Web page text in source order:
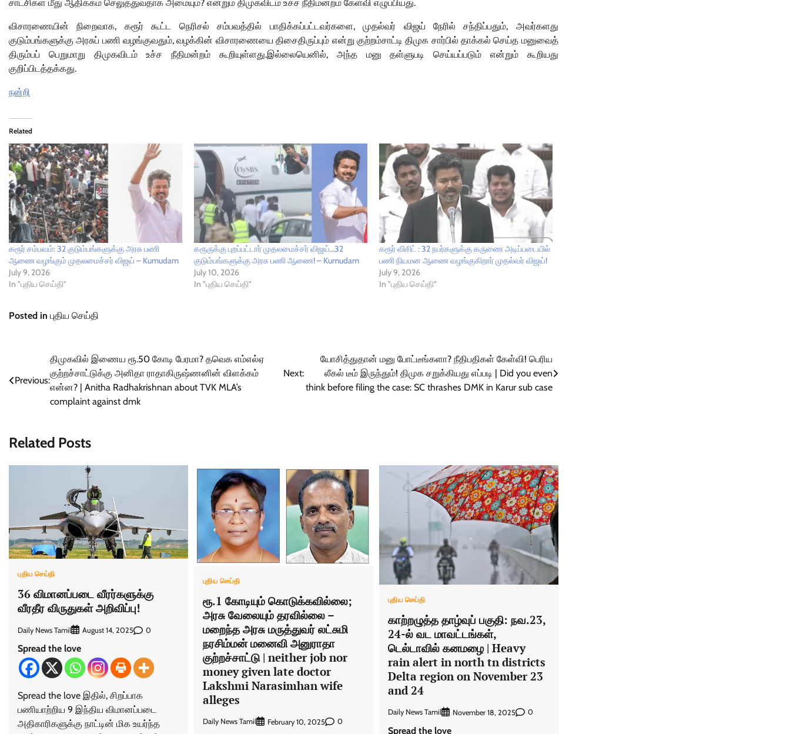
சாட்சிகள் மீது ஆதிக்கம் செலுத்துவதாக அமையும்? என்றும் திமுகவிடம் உச்ச நீதிமன்றம் கேள்வி எழுப்பியது.
விசாரணையின் நிறைவாக, கரூர் கூட்ட நெரிசல் சம்பவத்தில் பாதிக்கப்பட்டவர்களை, முதல்வர் விஜய் நேரில் சந்திப்பதும், அவர்களது
குடும்பங்களுக்கு அரசுப் பணி வழங்குவதும், வழக்கின் விசாரணையை திசைதிருப்பும் என்று குற்றம்சாட்டி திமுக சார்பில் தாக்கல் செய்த மனுவைத்
திரும்பப் பெறுமாறு திமுகவிடம் உச்ச நீதிமன்றம் கூறியுள்ளது.இல்லையெனில், அந்த மனு தள்ளுபடி செய்யப்படும் என்றும் கூறியது
குறிப்பிடத்தக்கது.
நன்றி
Related
கரூர் சம்பவம்: 32 குடும்பங்களுக்கு அரசு பணி
ஆணை வழங்கும் முதலமைச்சர் விஜய் – Kumudam
July 9, 2026
In "புதிய செய்தி"
கரூருக்கு புறப்பட்டார் முதலமைச்சர் விஜய்…32
குடும்பங்களுக்கு அரசு பணி ஆணை! – Kumudam
July 10, 2026
In "புதிய செய்தி"
கரூர் விசிட் : 32 நபர்களுக்கு கருணை அடிப்படையில்
பணி நியமன ஆணை வழங்குகிறார் முதல்வர் விஜய்!
July 9, 2026
In "புதிய செய்தி"
Posted in புதிய செய்தி
navigation
Previous:
திமுகவில் இணைய ரூ.50 கோடி பேரமா? தவெக எம்எல்ஏ
குற்றச்சாட்டுக்கு அனிதா ராதாகிருஷ்ணனின் விளக்கம்
என்ன? | Anitha Radhakrishnan about TVK MLA’s
complaint against dmk
Next:
யோசித்துதான் மனு போட்டீங்களா? நீதிபதிகள் கேள்வி! பெரிய
லீகல் டீம் இருந்தும்! திமுக சறுக்கியது எப்படி | Did you even
think before filing the case: SC thrashes DMK in Karur sub case
Related Posts
புதிய செய்தி
36 விமானப்படை வீரர்களுக்கு
வீரதீர விருதுகள் அறிவிப்பு!
Daily News Tamil August 14, 2025 0
Spread the love
Spread the love இதில், சிறப்பாக
பணியாற்றிய 9 இந்திய விமானப்படை
அதிகாரிகளுக்கு நாட்டின் மிக உயர்ந்த
புதிய செய்தி
ரூ.1 கோடியும் கொடுக்கவில்லை;
அரசு வேலையும் தரவில்லை –
மறைந்த அரசு மருத்துவர் லட்சுமி
நரசிம்மன் மனைவி அனுராதா
குற்றச்சாட்டு | neither job nor
money given late doctor
Lakshmi Narasimhan wife
alleges
Daily News Tamil February 10, 2025 0
புதிய செய்தி
காற்றழுத்த தாழ்வுப் பகுதி: நவ.23,
24-ல் வட மாவட்டங்கள்,
டெல்டாவில் கனமழை | Heavy
rain alert in north tn districts
Delta region on November 23
and 24
Daily News Tamil November 18, 2025 0
Spread the love